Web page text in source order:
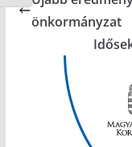
önkormányzat